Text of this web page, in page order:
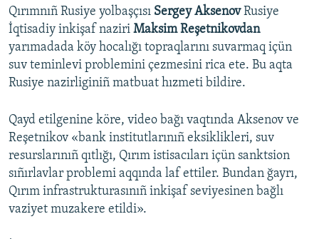
RFE/RS bütün saytları
Qırımnıñ Rusiye yolbaşçısı Sergey AksenovRusiye
İqtisadiy inkişaf naziri Maksim Reşetnikovdan
yarımadada köy hocalığı topraqlarını suvarmaq içün
suv teminlevi problemini çezmesini rica ete. Bu aqta
Rusiye nazirliginiñ matbuat hızmeti bildire.
Qayd etilgenine köre, video bağı vaqtında Aksenov ve
Reşetnikov «bank institutlarınıñ eksiklikleri, suv
resurslarınıñ qıtlığı, Qırım istisacıları içün sanktsion
sıñırlavlar problemi aqqında laf ettiler. Bundan ğayrı,
Qırım infrastrukturasınıñ inkişaf seviyesinen bağlı
vaziyet muzakere etildi».